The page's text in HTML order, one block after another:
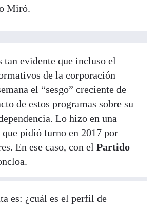
Miró.
tan evidente que incluso el
de la corporación
el “sesgo” creciente de
de estos programas sobre su
Lo hizo en una
pidió turno en 2017 por
En ese caso, con el Partido
es: ¿cuál es el perfil de